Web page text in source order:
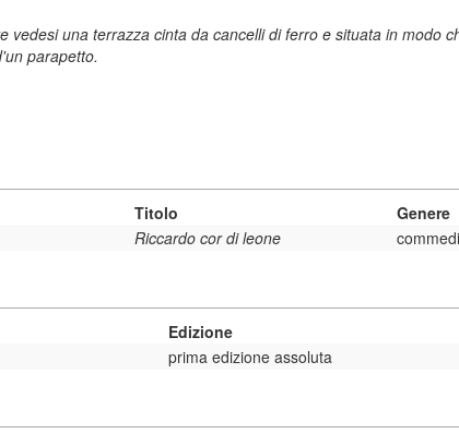
una terrazza cinta da cancelli di ferro e situata in modo
parapetto.
Titolo Genere
Riccardo cor di leone
Edizione
prima edizione assoluta